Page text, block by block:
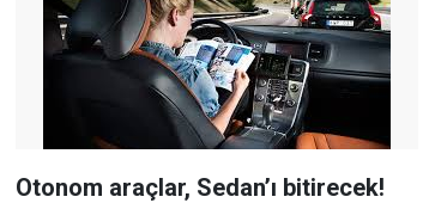
Otonom araçlar, Sedan’ı bitirecek!